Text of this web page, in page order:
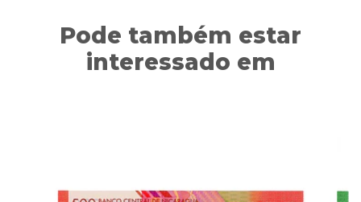
Pode também estar
interessado em